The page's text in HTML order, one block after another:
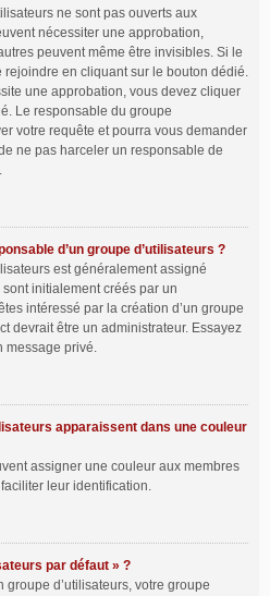
ne sont pas ouverts aux
nécessiter une approbation,
peuvent même être invisibles. Si le
en cliquant sur le bouton dédié.
une approbation, vous devez cliquer
Le responsable du groupe
votre requête et pourra vous demander
ne pas harceler un responsable de
d’un groupe d’utilisateurs ?
est généralement assigné
initialement créés par un
intéressé par la création d’un groupe
devrait être un administrateur. Essayez
message privé.
apparaissent dans une couleur
assigner une couleur aux membres
leur identification.
par défaut » ?
groupe d’utilisateurs, votre groupe